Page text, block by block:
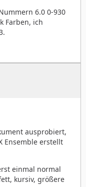
6.0 0-930
Farben, ich
ausprobiert,
Ensemble erstellt
einmal normal
kursiv, größere